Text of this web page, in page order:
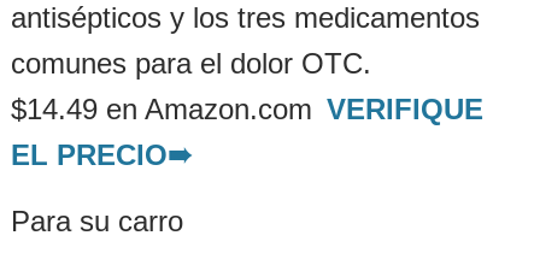
antisépticos y los tres medicamentos
comunes para el dolor OTC.
$14.49 en Amazon.com VERIFIQUE
EL PRECIO➠
Para su carro